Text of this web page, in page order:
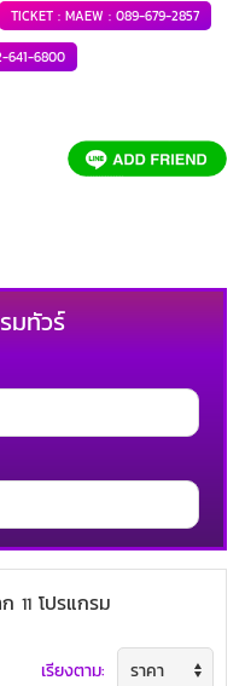
TICKET : MAEW : 089-679-2857
641-6800
มทัวร์
11 โปรแกรม
เรียงตาม: